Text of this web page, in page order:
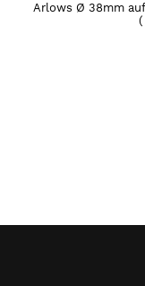
Arlows Ø 38mm
(